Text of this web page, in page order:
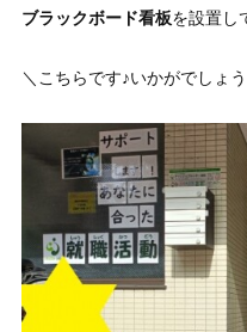
ブラックボード看板を設置し
＼こちらです♪いかがでしょ